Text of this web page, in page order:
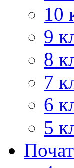
10
9
8
7
6
5